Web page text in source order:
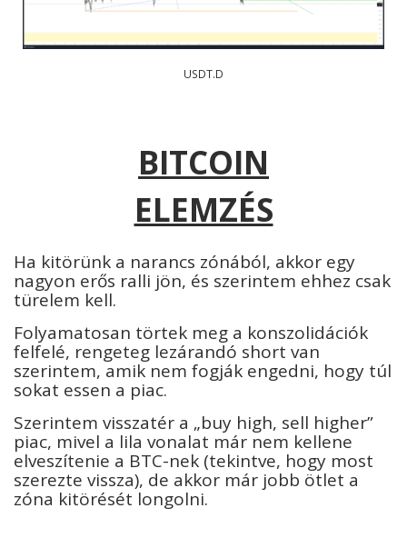
USDT.D
BITCOIN
ELEMZÉS
Ha kitörünk a narancs zónából, akkor egy
nagyon erős ralli jön, és szerintem ehhez csak
türelem kell.
Folyamatosan törtek meg a konszolidációk
felfelé, rengeteg lezárandó short van
szerintem, amik nem fogják engedni, hogy túl
sokat essen a piac.
Szerintem visszatér a „buy high, sell higher”
piac, mivel a lila vonalat már nem kellene
elveszítenie a BTC-nek (tekintve, hogy most
szerezte vissza), de akkor már jobb ötlet a
zóna kitörését longolni.